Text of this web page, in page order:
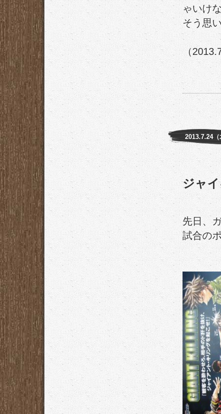
ゃいけ
そう思
（
2013.7.24（
ジャ
先日、
試合の